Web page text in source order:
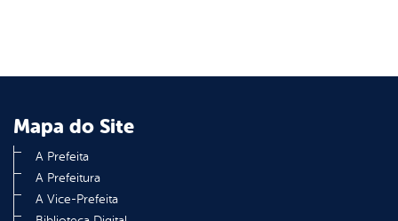
Mapa do Site
A Prefeita
A Prefeitura
A Vice-Prefeita